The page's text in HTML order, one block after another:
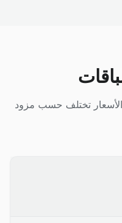
تختلف حسب مزود